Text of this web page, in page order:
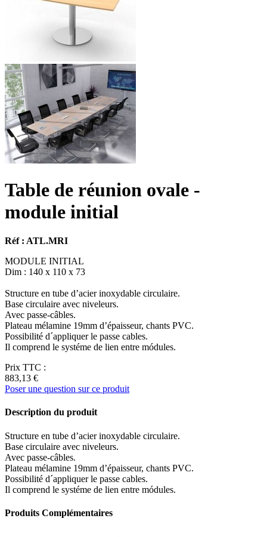
Table de réunion ovale -
module initial
Réf : ATL.MRI
MODULE INITIAL
Dim : 140 x 110 x 73
Structure en tube d’acier inoxydable circulaire.
Base circulaire avec niveleurs.
Avec passe-câbles.
Plateau mélamine 19mm d’épaisseur, chants PVC.
Possibilité d´appliquer le passe cables.
Il comprend le systéme de lien entre módules.
Prix TTC :
883,13 €
Poser une question sur ce produit
Description du produit
Structure en tube d’acier inoxydable circulaire.
Base circulaire avec niveleurs.
Avec passe-câbles.
Plateau mélamine 19mm d’épaisseur, chants PVC.
Possibilité d´appliquer le passe cables.
Il comprend le systéme de lien entre módules.
Produits Complémentaires